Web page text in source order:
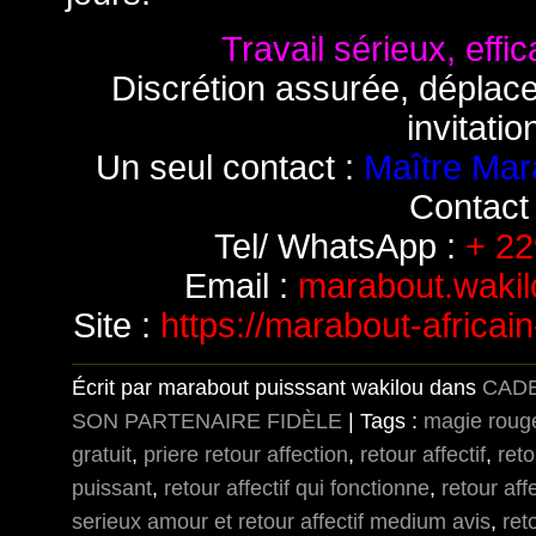
Travail sérieux,
Discrétion assurée,
Un seul contact : Maître
Contact
Tel/ WhatsApp : +
Email :
Site : https://marabout-
Écrit par marabout puisssant wakilou dans
SON PARTENAIRE FIDÈLE | Tags : magie
gratuit, priere retour affection, retour affectif,
puissant, retour affectif qui fonctionne, retour
serieux amour et retour affectif medium avis,